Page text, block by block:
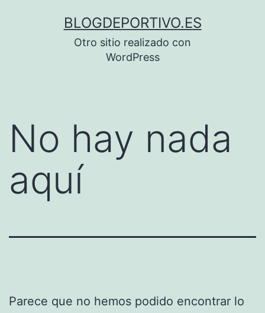
BLOGDEPORTIVO.ES
Otro sitio realizado con
WordPress
No hay nada
aquí
Parece que no hemos podido encontrar lo